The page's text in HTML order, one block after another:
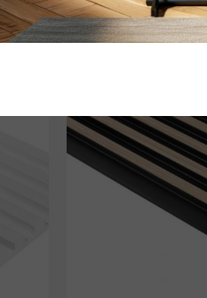
un revêtement mural
structurer élégamment une